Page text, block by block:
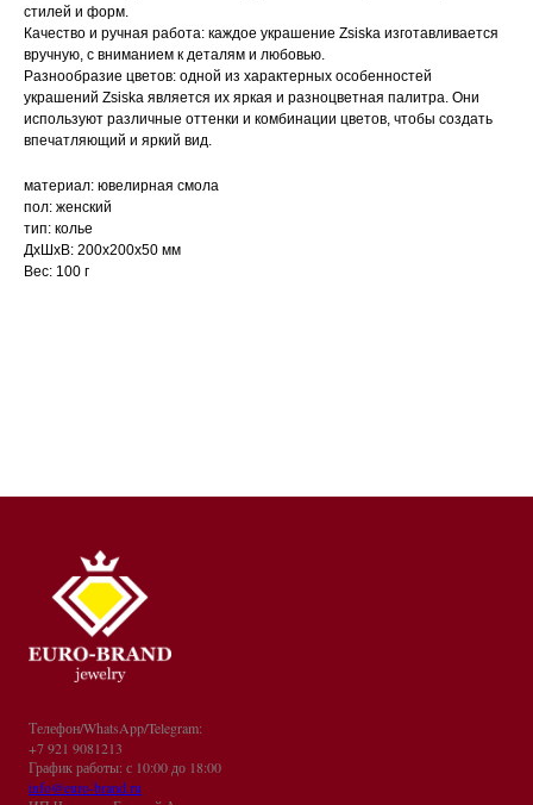
стилей и форм.
Качество и ручная работа: каждое украшение Zsiska изготавливается
вручную, с вниманием к деталям и любовью.
Разнообразие цветов: одной из характерных особенностей
украшений Zsiska является их яркая и разноцветная палитра. Они
используют различные оттенки и комбинации цветов, чтобы создать
впечатляющий и яркий вид.
материал: ювелирная смола
пол: женский
тип: колье
ДxШxВ: 200x200x50 мм
Вес: 100 г
Телефон/WhatsApp/Telegram:
+7 921 9081213
График работы: с 10:00 до 18:00
info@euro-brand.ru